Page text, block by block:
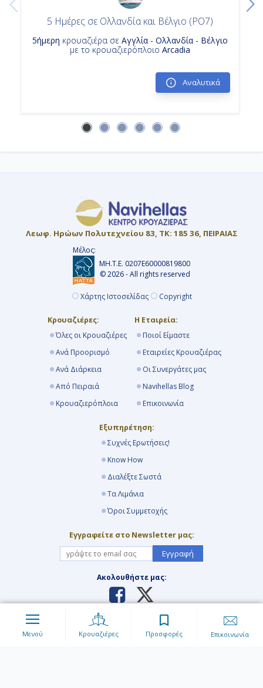
5 Ημέρες σε Ολλανδία και Βέλγιο (PO7)
5ήμερη κρουαζιέρα σε Αγγλία - Ολλανδία - Βέλγιο
με το κρουαζιερόπλοιο Arcadia
Αναλυτικά
Λεωφ. Ηρώων Πολυτεχνείου 83, ΤΚ: 185 36, ΠΕΙΡΑΙΑΣ
Μέλος:
ΜΗ.Τ.Ε. 0207Ε60000819800
© 2026 - All rights reserved
Χάρτης Ιστοσελίδας Copyright
Κρουαζιέρες:
Όλες οι Κρουαζιέρες
Ανά Προορισμό
Ανά Διάρκεια
Από Πειραιά
Κρουαζιερόπλοια
Η Εταιρεία:
Ποιοί Είμαστε
Εταιρείες Κρουαζιέρας
Οι Συνεργάτες μας
Navihellas Blog
Επικοινωνία
Εξυπηρέτηση:
Συχνές Ερωτήσεις!
Know How
Διαλέξτε Σωστά
Τα Λιμάνια
Όροι Συμμετοχής
Εγγραφείτε στο Newsletter μας:
Εγγραφή
Ακολουθήστε μας:
Απαγορεύεται η αναπαραγωγή του περιεχομένου της
ιστοσελίδας με οιανδήποτε τρόπο και μέσο. Για περισσότερες
πληροφορίες διαβάστε τους
Όρους Χρήσηςτης ιστοσελίδας.
Μενού Κρουαζιέρες Προσφορές Επικοινωνία